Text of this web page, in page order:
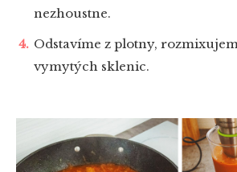
nezhoustne.
Odstavíme z plotny,
vymytých sklenic.